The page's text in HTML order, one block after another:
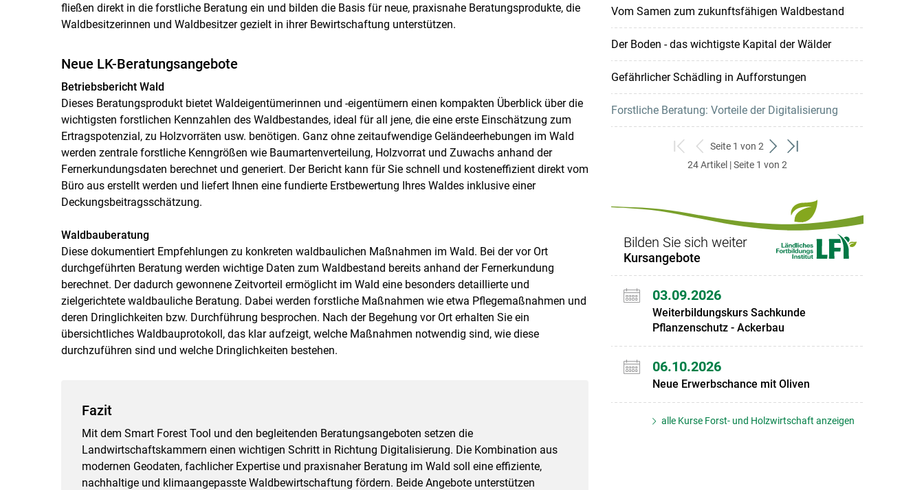
fließen direkt in die forstliche Beratung ein und bilden die Basis für neue, praxisnahe Beratungsprodukte, die
Waldbesitzerinnen und Waldbesitzer gezielt in ihrer Bewirtschaftung unterstützen.
Neue LK-Beratungsangebote
Betriebsbericht Wald
Dieses Beratungsprodukt bietet Waldeigentümerinnen und -eigentümern einen kompakten Überblick über die
wichtigsten forstlichen Kennzahlen des Waldbestandes, ideal für all jene, die eine erste Einschätzung zum
Ertragspotenzial, zu Holzvorräten usw. benötigen. Ganz ohne zeitaufwendige Geländeerhebungen im Wald
werden zentrale forstliche Kenngrößen wie Baumartenverteilung, Holzvorrat und Zuwachs anhand der
Fernerkundungsdaten berechnet und generiert. Der Bericht kann für Sie schnell und kosteneffizient direkt vom
Büro aus erstellt werden und liefert Ihnen eine fundierte Erstbewertung Ihres Waldes inklusive einer
Deckungsbeitragsschätzung.
Waldbauberatung
Diese dokumentiert Empfehlungen zu konkreten waldbaulichen Maßnahmen im Wald. Bei der vor Ort
durchgeführten Beratung werden wichtige Daten zum Waldbestand bereits anhand der Fernerkundung
berechnet. Der dadurch gewonnene Zeitvorteil ermöglicht im Wald eine besonders detaillierte und
zielgerichtete waldbauliche Beratung. Dabei werden forstliche Maßnahmen wie etwa Pflegemaßnahmen und
deren Dringlichkeiten bzw. Durchführung besprochen. Nach der Begehung vor Ort erhalten Sie ein
übersichtliches Waldbauprotokoll, das klar aufzeigt, welche Maßnahmen notwendig sind, wie diese
durchzuführen sind und welche Dringlichkeiten bestehen.
Fazit
Mit dem Smart Forest Tool und den begleitenden Beratungsangeboten setzen die
Landwirtschaftskammern einen wichtigen Schritt in Richtung Digitalisierung. Die Kombination aus
modernen Geodaten, fachlicher Expertise und praxisnaher Beratung im Wald soll eine effiziente,
nachhaltige und ­klimaangepasste Waldbewirtschaftung fördern. Beide Angebote unterstützen
Vom Samen zum zukunftsfähigen Waldbestand
Der Boden - das wichtigste Kapital der Wälder
Gefährlicher Schädling in Aufforstungen
Forstliche Beratung: Vorteile der Digitalisierung
zum
ersten
zurück
zum
Seite 1 von 2
weiter
zum
zum
24 Artikel | Seite 1 von 2
Bilden Sie sich weiter
Kursangebote
03.09.2026
Weiterbildungskurs Sachkunde
Pflanzenschutz - Ackerbau
06.10.2026
Neue Erwerbschance mit Oliven
alle Kurse Forst- und Holzwirtschaft anzeigen